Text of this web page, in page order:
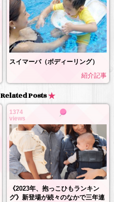
スイマーバ（ボディーリング）
紹介記事
Related Posts
1374
views
《2023年、抱っこひもランキン
グ》新登場が続々のなかで三年連